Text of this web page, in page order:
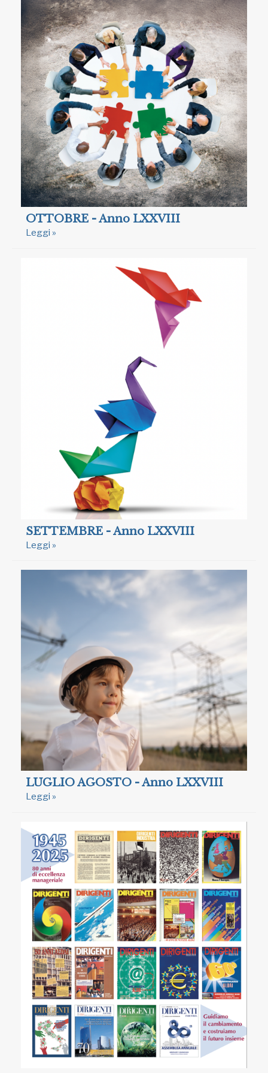
OTTOBRE - Anno LXXVIII
Leggi »
SETTEMBRE - Anno LXXVIII
Leggi »
LUGLIO AGOSTO - Anno LXXVIII
Leggi »